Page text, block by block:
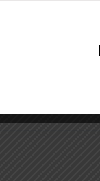
in this browser